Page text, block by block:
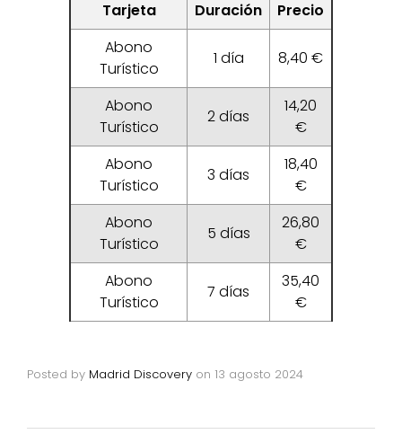
Tarjeta Duración
Precio
Abono
Turístico
1 día 8,40 €
Abono
Turístico
2 días
14,20
€
Abono
Turístico
3 días
18,40
€
Abono
Turístico
5 días
26,80
€
Abono
Turístico
7 días
35,40
€
Posted by Madrid Discovery on 13 agosto 2024